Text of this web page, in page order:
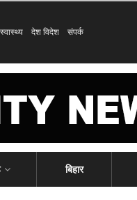
स्वास्थ्य देश विदेश संपर्क
बिहार